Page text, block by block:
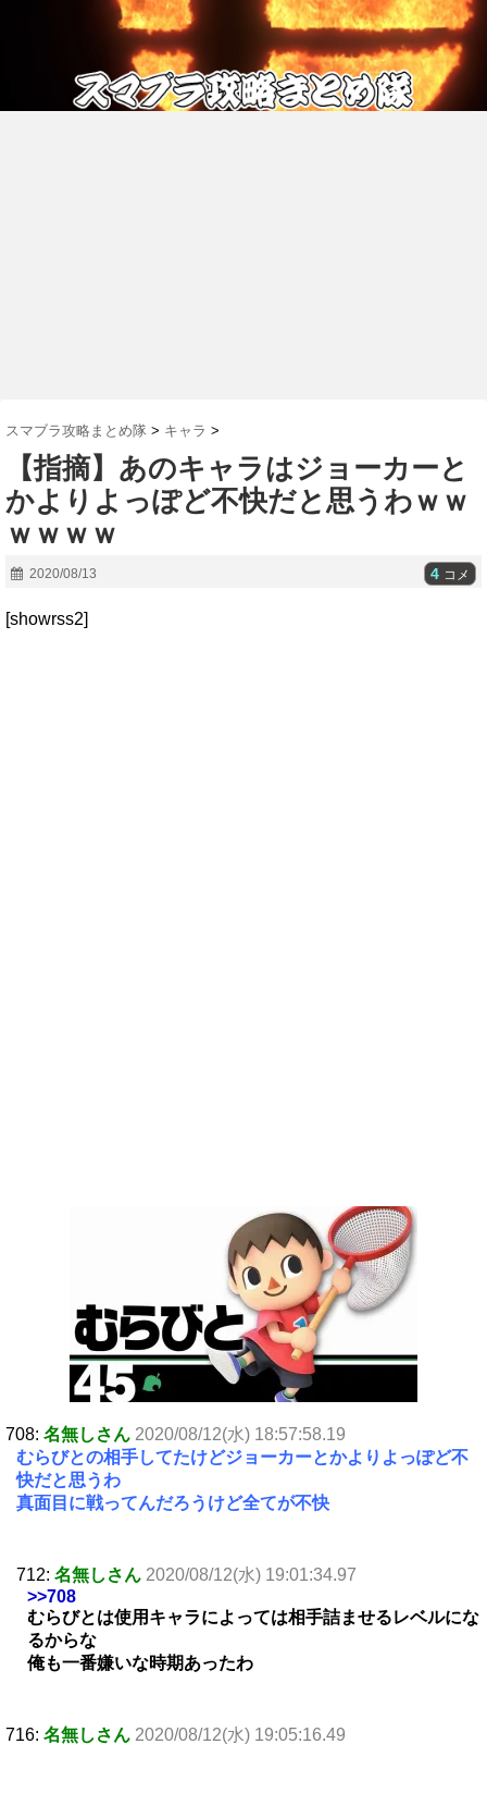
スマブラ攻略まとめ隊 > キャラ >
【指摘】あのキャラはジョーカーと
かよりよっぽど不快だと思うわｗｗ
ｗｗｗｗ
2020/08/13 4 コメ
[showrss2]
708: 名無しさん 2020/08/12(水) 18:57:58.19
むらびとの相手してたけどジョーカーとかよりよっぽど不
快だと思うわ
真面目に戦ってんだろうけど全てが不快
712: 名無しさん 2020/08/12(水) 19:01:34.97
>>708
むらびとは使用キャラによっては相手詰ませるレベルにな
るからな
俺も一番嫌いな時期あったわ
716: 名無しさん 2020/08/12(水) 19:05:16.49